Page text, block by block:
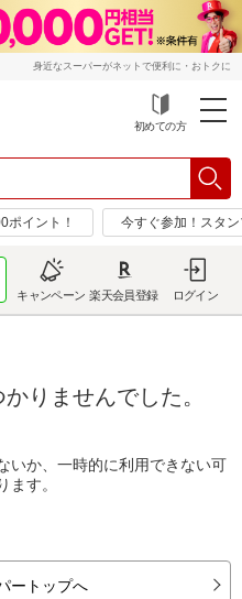
身近なスーパーがネットで便利に・おトクに
初めての方
ポイント！ 今すぐ参加！スタ
キャンペーン 楽天会員登録 ログイン
りませんでした。
いか、一時的に利用できない可
ます。
ートップへ